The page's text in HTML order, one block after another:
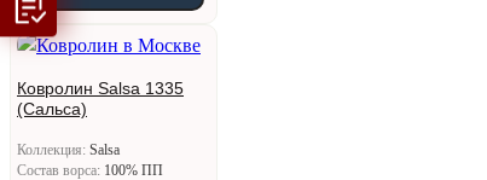
Ковролин Salsa 1335
(Сальса)
Коллекция: Salsa
Состав ворса: 100% ПП